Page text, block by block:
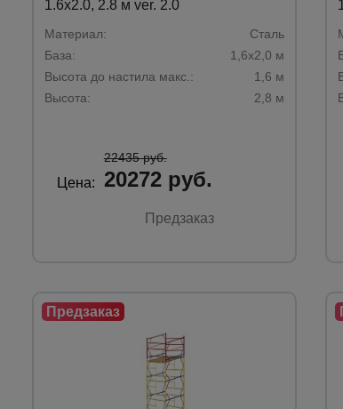
1.6х2.0, 2.8 м ver. 2.0
Материал:
Сталь
База:
1,6х2,0 м
Высота до настила макс.:
1,6 м
Высота:
2,8 м
Цена:
22435 руб.
20272 руб.
Предзаказ